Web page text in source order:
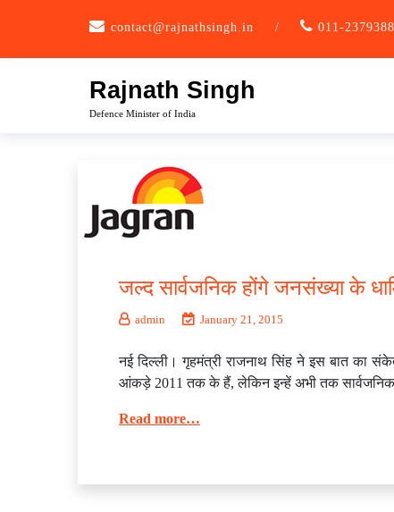
contact@rajnathsingh.in / 011-
Rajnath Singh
Defence Minister of India
जल्‍द सार्वजनिक होंगे जनसंख्‍या के
admin January 21, 2015
नई दिल्ली। गृहमंत्री राजनाथ सिंह ने इस बात का
आंकड़े 2011 तक के हैं, लेकिन इन्हें अभी तक सार्वजनिक
Read more…